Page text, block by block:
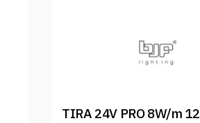
TIRA 24V PRO 8W/m